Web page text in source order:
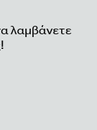
λαμβάνετε